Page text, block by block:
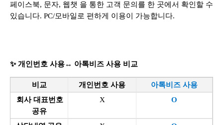
페이스북, 문자, 웹챗 을 통한 고객 문의를 한 곳에서 확인할 수
있습니다. PC/모바일로 편하게 이용이 가능합니다.
✨ 개인번호 사용↔ 아톡비즈 사용 비교
비교 개인번호 사용
아톡비즈 사용
회사 대표번호
공유
X O